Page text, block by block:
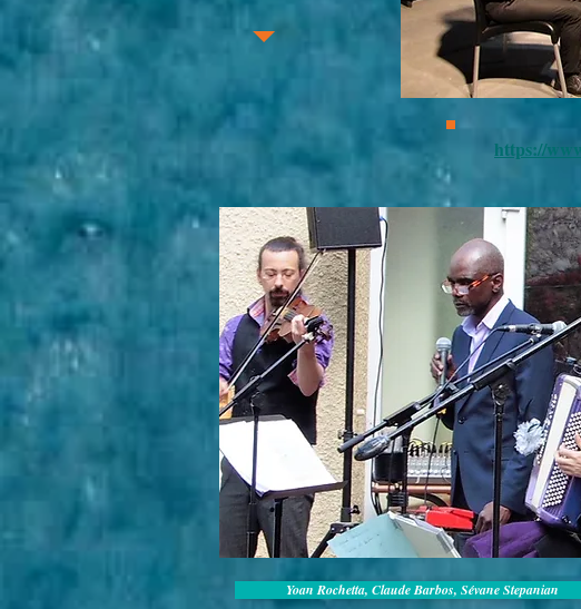
https://
Yoan Rochetta, Claude Barbos, Sévane Stepanian